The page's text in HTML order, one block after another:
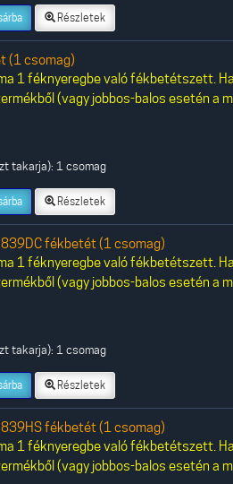
Részletek
(1 csomag)
1 féknyeregbe való fékbetétszett.
(vagy jobbos-balos esetén a
takarja): 1 csomag
Részletek
fékbetét (1 csomag)
1 féknyeregbe való fékbetétszett.
(vagy jobbos-balos esetén a
takarja): 1 csomag
Részletek
fékbetét (1 csomag)
1 féknyeregbe való fékbetétszett.
(vagy jobbos-balos esetén a